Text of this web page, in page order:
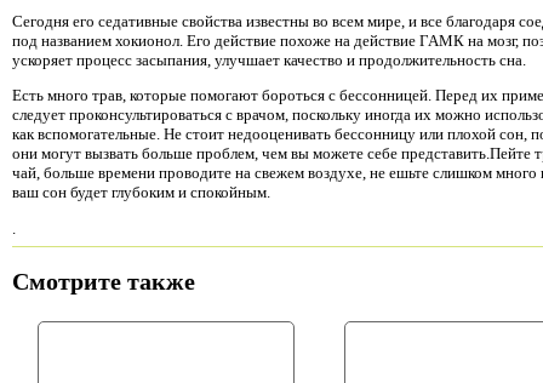
Сегодня его седативные свойства известны во всем мире, и все благодаря
под названием хокионол. Его действие похоже на действие ГАМК на мозг,
ускоряет процесс засыпания, улучшает качество и продолжительность сна.
Есть много трав, которые помогают бороться с бессонницей. Перед их
следует проконсультироваться с врачом, поскольку иногда их можно
как вспомогательные. Не стоит недооценивать бессонницу или плохой сон,
они могут вызвать больше проблем, чем вы можете себе представить.Пейте
чай, больше времени проводите на свежем воздухе, не ешьте слишком много
ваш сон будет глубоким и спокойным.
Смотрите также